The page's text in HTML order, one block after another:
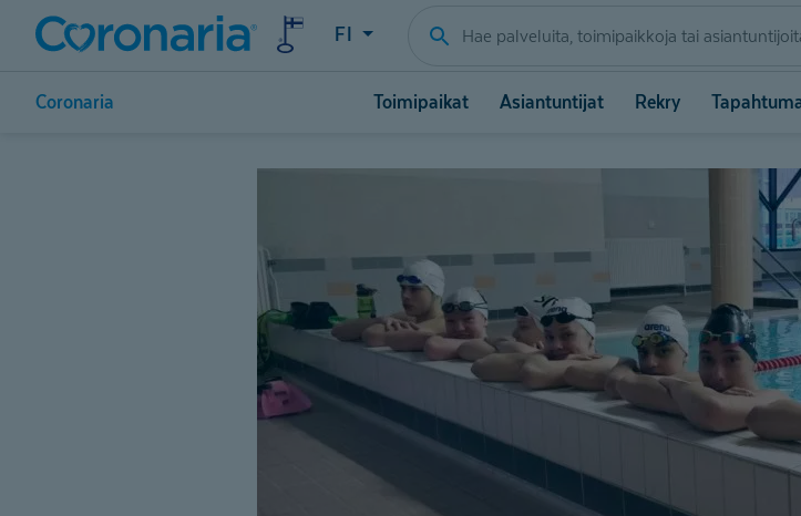
FI
Coronaria Toimipaikat Asiantuntijat Rekry